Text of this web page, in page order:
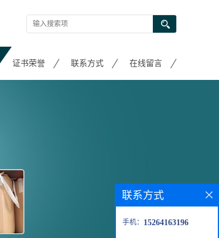
证书荣誉 联系方式 在线留言
联系方式
手机： 15264163196